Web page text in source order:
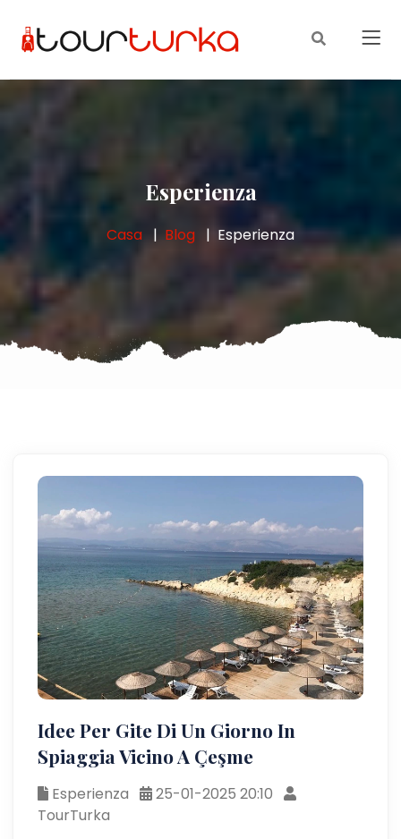
Esperienza
Casa Blog Esperienza
Idee Per Gite Di Un Giorno In
Spiaggia Vicino A Çeşme
Esperienza
25-01-2025 20:10
TourTurka